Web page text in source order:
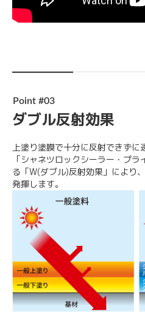
Point #03
ダブル反射効果
上塗り塗膜で十分に反射できず
「シャネツロックシーラー・プ
る「W(ダブル)反射効果」により
発揮します。